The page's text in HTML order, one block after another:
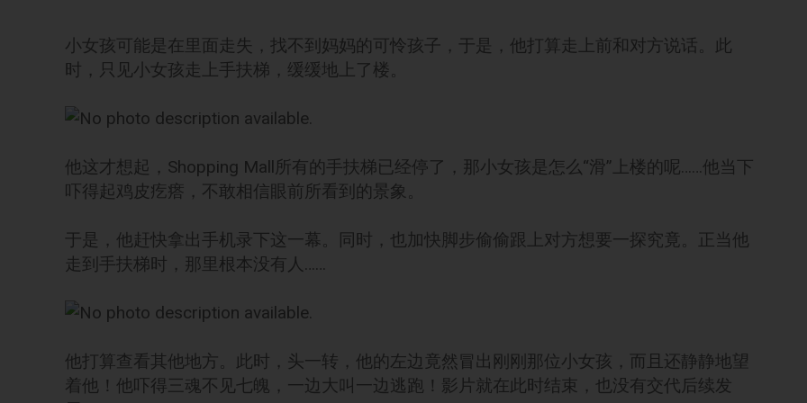
小女孩可能是在里面走失，找不到妈妈的可怜孩子，于是，他打算走上前和对方说话。此
时，只见小女孩走上手扶梯，缓缓地上了楼。
他这才想起，Shopping Mall所有的手扶梯已经停了，那小女孩是怎么“滑”上楼的呢……他当下
吓得起鸡皮疙瘩，不敢相信眼前所看到的景象。
于是，他赶快拿出手机录下这一幕。同时，也加快脚步偷偷跟上对方想要一探究竟。正当他
走到手扶梯时，那里根本没有人……
他打算查看其他地方。此时，头一转，他的左边竟然冒出刚刚那位小女孩，而且还静静地望
着他！他吓得三魂不见七魄，一边大叫一边逃跑！影片就在此时结束，也没有交代后续发